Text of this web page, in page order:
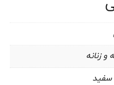
و زنانه
سفید